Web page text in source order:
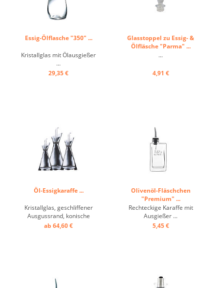
Essig-Ölflasche "350" ...
Kristallglas mit Ölausgießer
...
29,35 €
Glasstoppel zu Essig- &
Ölfläsche "Parma" ...
...
4,91 €
Öl-Essigkaraffe ...
Kristallglas, geschliffener
Ausgussrand, konische
Form, Ölausgießer ...
ab 64,60 €
Olivenöl-Fläschchen
"Premium" ...
Rechteckige Karaffe mit
Ausgießer ...
5,45 €